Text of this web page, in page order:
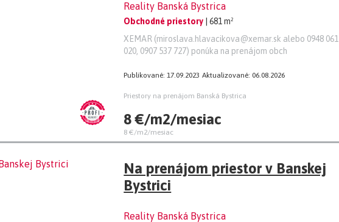
Reality Banská Bystrica
Obchodné priestory
| 681 m²
XEMAR (miroslava.hlavacikova@xemar.sk alebo 0948 061
020, 0907 537 727) ponúka na prenájom obch
Publikované: 17.09.2023 Aktualizované: 06.08.2026
Priestory na prenájom Banská Bystrica
8 €/m2/mesiac
8 €/m2/mesiac
Na prenájom priestor v Banskej
Bystrici
Reality Banská Bystrica